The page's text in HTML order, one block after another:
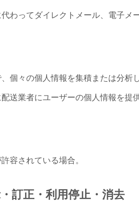
わってダイレクトメール、電子メ
個々の個人情報を集積または分析
送業者にユーザーの個人情報を提
容されている場合。
訂正・利用停止・消去